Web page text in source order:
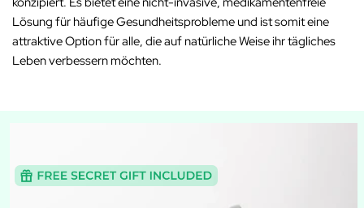
Lösung für häufige Gesundheitsprobleme und ist somit eine
attraktive Option für alle, die auf natürliche Weise ihr tägliches
Leben verbessern möchten.